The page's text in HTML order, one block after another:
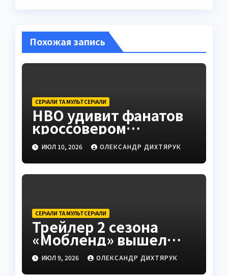
Похожая запись
СЕРІАЛИ ТА МУЛЬТСЕРІАЛИ
HBO удивит фанатов
кроссовером
«Задание» и «Мэр из
Исттауна»
ИЮЛ 10, 2026 ОЛЕКСАНДР ДИХТЯРУК
СЕРІАЛИ ТА МУЛЬТСЕРІАЛИ
Трейлер 2 сезона
«Мобленд» вышел
несмотря на слухи о
Гарди
ИЮЛ 9, 2026 ОЛЕКСАНДР ДИХТЯРУК